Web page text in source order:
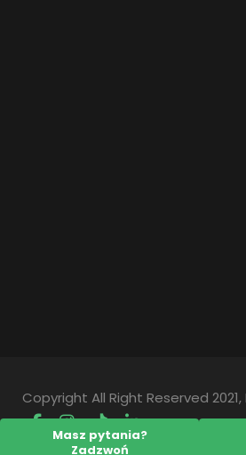
Masz pytania?
Zadzwoń
Copyright All Right Reserved 2021,